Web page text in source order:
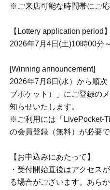
※ご来店可能な時間帯にご
【Lottery application period】
2026年7月4日(土)10時00分
[Winning announcement]
2026年7月8日(水）から順
ブポケット）」にご登録の
知らせいたします。
※ご利用には「LivePocket-
の会員登録（無料）が必要で
【お申込みにあたって】
・受付開始直後はアクセス
る場合がございます。あら